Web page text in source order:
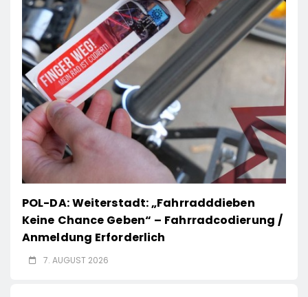
POL-DA: Weiterstadt: „Fahrradddieben
Keine Chance Geben“ – Fahrradcodierung /
Anmeldung Erforderlich
7. AUGUST 2026